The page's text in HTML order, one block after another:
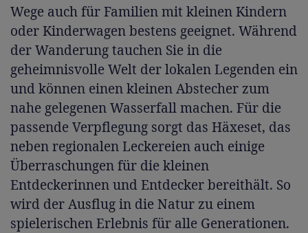
Wege auch für Familien mit kleinen Kindern
oder Kinderwagen bestens geeignet. Während
der Wanderung tauchen Sie in die
geheimnisvolle Welt der lokalen Legenden ein
und können einen kleinen Abstecher zum
nahe gelegenen Wasserfall machen. Für die
passende Verpflegung sorgt das Häxeset, das
neben regionalen Leckereien auch einige
Überraschungen für die kleinen
Entdeckerinnen und Entdecker bereithält. So
wird der Ausflug in die Natur zu einem
spielerischen Erlebnis für alle Generationen.